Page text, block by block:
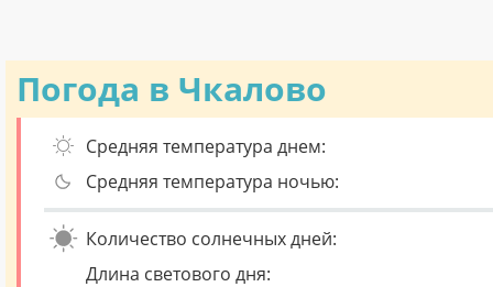
Погода в Чкалово
Средняя температура днем:
Средняя температура ночью:
Количество солнечных дней:
Длина светового дня: